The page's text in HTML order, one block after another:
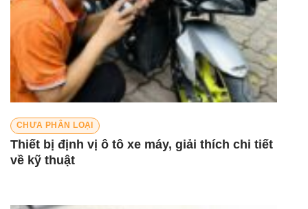
CHƯA PHÂN LOẠI
Thiết bị định vị ô tô xe máy, giải thích chi tiết
về kỹ thuật